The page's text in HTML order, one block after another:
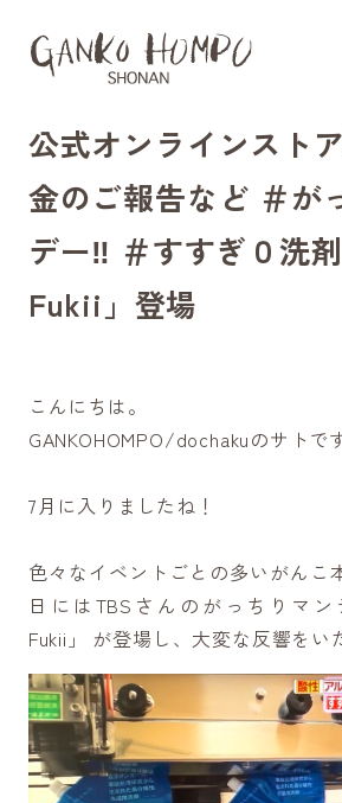
公式オンラインスト
金のご報告など ＃が
デー‼ ＃すすぎ０洗
Fukii」登場
こんにちは。
GANKOHOMPO/dochakuのサトで
7月に入りましたね！
色々なイベントごとの多いがんこ
日にはTBSさんのがっちりマ
Fukii」 が登場し、大変な反響を